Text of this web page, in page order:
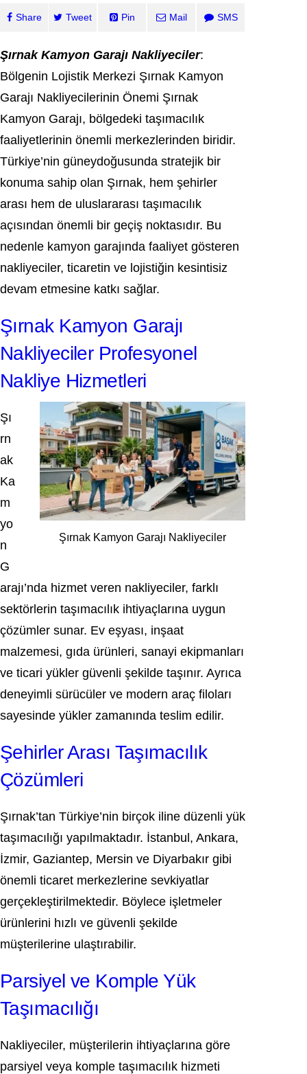
Share Tweet Pin Mail SMS
Şırnak Kamyon Garajı Nakliyeciler:
Bölgenin Lojistik Merkezi Şırnak Kamyon
Garajı Nakliyecilerinin Önemi Şırnak
Kamyon Garajı, bölgedeki taşımacılık
faaliyetlerinin önemli merkezlerinden biridir.
Türkiye’nin güneydoğusunda stratejik bir
konuma sahip olan Şırnak, hem şehirler
arası hem de uluslararası taşımacılık
açısından önemli bir geçiş noktasıdır. Bu
nedenle kamyon garajında faaliyet gösteren
nakliyeciler, ticaretin ve lojistiğin kesintisiz
devam etmesine katkı sağlar.
Şırnak Kamyon Garajı
Nakliyeciler Profesyonel
Nakliye Hizmetleri
Şırnak Kamyon Garajı Nakliyeciler
Şı
rn
ak
Ka
m
yo
n
G
arajı’nda hizmet veren nakliyeciler, farklı
sektörlerin taşımacılık ihtiyaçlarına uygun
çözümler sunar. Ev eşyası, inşaat
malzemesi, gıda ürünleri, sanayi ekipmanları
ve ticari yükler güvenli şekilde taşınır. Ayrıca
deneyimli sürücüler ve modern araç filoları
sayesinde yükler zamanında teslim edilir.
Şehirler Arası Taşımacılık
Çözümleri
Şırnak’tan Türkiye’nin birçok iline düzenli yük
taşımacılığı yapılmaktadır. İstanbul, Ankara,
İzmir, Gaziantep, Mersin ve Diyarbakır gibi
önemli ticaret merkezlerine sevkiyatlar
gerçekleştirilmektedir. Böylece işletmeler
ürünlerini hızlı ve güvenli şekilde
müşterilerine ulaştırabilir.
Parsiyel ve Komple Yük
Taşımacılığı
Nakliyeciler, müşterilerin ihtiyaçlarına göre
parsiyel veya komple taşımacılık hizmeti